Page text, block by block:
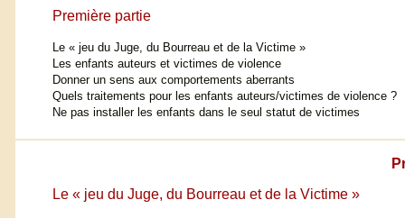
Première partie
Le « jeu du Juge, du Bourreau et de la Victime »
Les enfants auteurs et victimes de violence
Donner un sens aux comportements aberrants
Quels traitements pour les enfants auteurs/victimes de violence ?
Ne pas installer les enfants dans le seul statut de victimes
Le « jeu du Juge, du Bourreau et de la Victime »